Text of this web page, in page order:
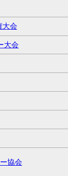
大会
大会
協会